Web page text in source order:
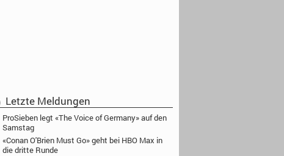
Letzte Meldungen
ProSieben legt «The Voice of Germany» auf den
Samstag
«Conan O'Brien Must Go» geht bei HBO Max in
die dritte Runde